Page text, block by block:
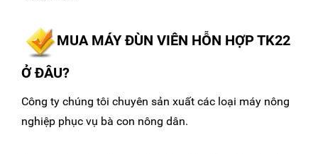
MUA MÁY ĐÙN VIÊN HỖN HỢP TK22
Ở ĐÂU?
Công ty chúng tôi chuyên sản xuất các loại máy nông
nghiệp phục vụ bà con nông dân.